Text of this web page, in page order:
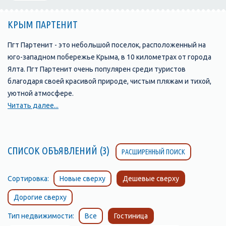
КРЫМ ПАРТЕНИТ
Пгт Партенит - это небольшой поселок, расположенный на
юго-западном побережье Крыма, в 10 километрах от города
Ялта. Пгт Партенит очень популярен среди туристов
благодаря своей красивой природе, чистым пляжам и тихой,
уютной атмосфере.
для отдыха и развлечений: водные виды спорта, зонты и
лежаки, кафе и рестораны, а также различные развлечения
Достопримечательности Пгт Партенита включают в себя
замок Гагариных, построенный в XIX веке в средневековом
стиле. Замок находится на горе и представляет собой
Читать далее...
СПИСОК ОБЪЯВЛЕНИЙ (3) РАСШИРЕННЫЙ ПОИСК
Сортировка: Новые сверху Дешевые сверху
Дорогие сверху
Тип недвижимости: Все Гостиница